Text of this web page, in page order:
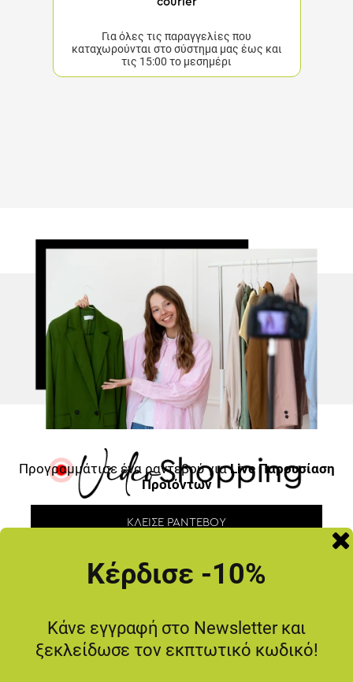
courier
Για όλες τις παραγγελίες που καταχωρούνται στο
σύστημα μας έως και τις 15:00 το μεσημέρι
Προγραμμάτισε ένα ραντεβού γιαLive Παρουσίαση
Προϊόντων
ΚΛΕΊΣΕ ΡΑΝΤΕΒΟΎ
ΜΗΝ ΤΟ ΧΑΣΕΙΣ
Κέρδισε -10%
Κάνε εγγραφή στο Newsletter και
ξεκλείδωσε τον εκπτωτικό κωδικό!